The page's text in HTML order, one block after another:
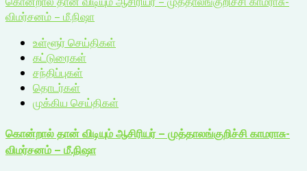
விமர்சனம் – மீ.நிஷா
உள்ளூர் செய்திகள்
கட்டுரைகள்
சந்திப்புகள்
தொடர்கள்
முக்கிய செய்திகள்
கொன்றால் தான் விடியும் ஆசிரியர் – முத்தாலங்குறிச்சி காமராசு-
விமர்சனம் – மீ.நிஷா